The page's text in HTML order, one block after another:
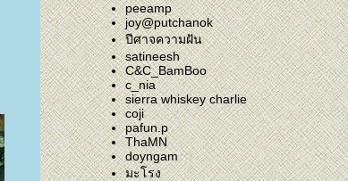
peeamp
joy@putchanok
ปีศาจความฝัน
satineesh
C&C_BamBoo
c_nia
sierra whiskey charlie
coji
pafun.p
ThaMN
doyngam
มะโรง